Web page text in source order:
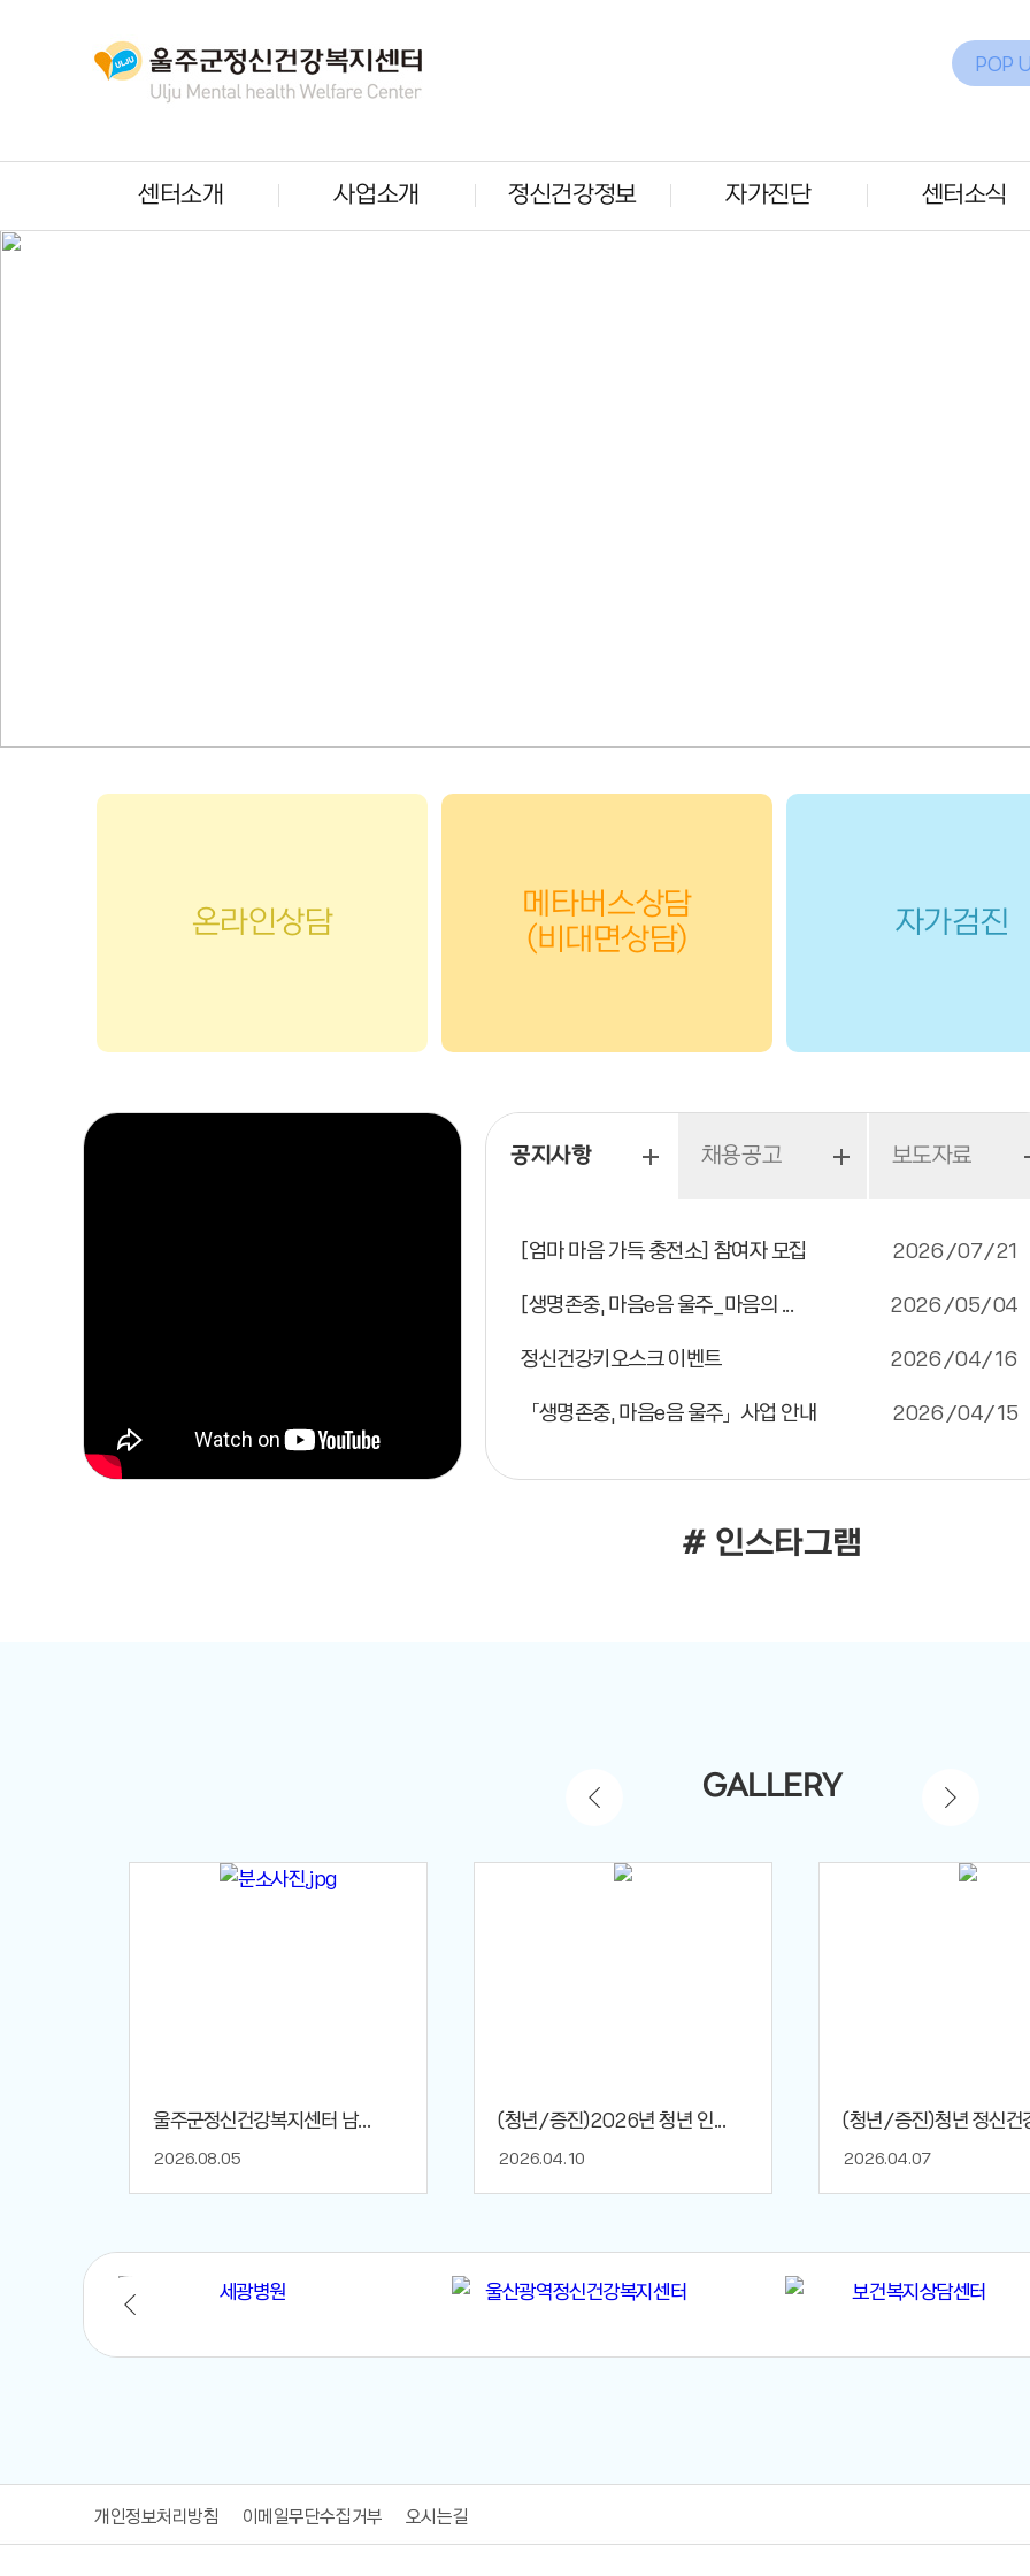
POP
센터소개 사업소개 정신건강정보 자가진단 센터소식
온라인상담
메타버스상담
(비대면상담)
자가검진
공지사항 채용공고 보도자료
[엄마 마음 가득 충전소] 참여자 모집
2026/07/21
[생명존중, 마음e음 울주_마음의 ...
2026/05/04
정신건강키오스크 이벤트
2026/04/16
「생명존중, 마음e음 울주」사업 안내
2026/04/15
# 인스타그램
GALLERY
울주군정신건강복지센터 남...
2026.08.05
(청년/증진)2026년 청년 인...
2026.04.10
(청년/증진)청년 정신건
2026.04.07
개인정보처리방침 이메일무단수집거부 오시는길